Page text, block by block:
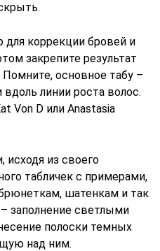
для коррекции бровей и
закрепите результат
основное табу –
линии роста волос.
Von D или Anastasia
исходя из своего
табличек с примерами,
шатенкам и так
заполнение светлыми
полоски темных
над ним.